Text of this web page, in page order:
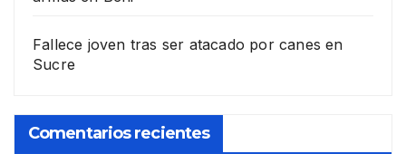
Fallece joven tras ser atacado por canes en
Sucre
Comentarios recientes